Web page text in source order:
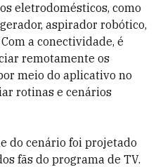
eletrodomésticos, como
aspirador robótico,
a conectividade, é
remotamente os
meio do aplicativo no
rotinas e cenários
do cenário foi projetado
fãs do programa de TV.